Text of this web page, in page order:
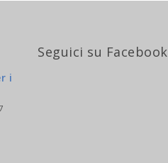
i
Seguici su Facebook